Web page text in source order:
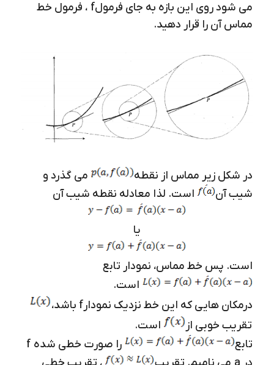
می شود روی این بازه به جای فرمولf ، فرمول خط
مماس آن را قرار دهید.
در شکل زیر مماس از نقطه
می گذرد و
شیب آن
است. لذا معادله نقطه شیب آن
یا
است. پس خط مماس، نمودار تابع
است.
درمکان هایی که این خط نزدیک نمودارf باشد،
تقریب خوبی از
است.
تابع
را صورت خطی شده f